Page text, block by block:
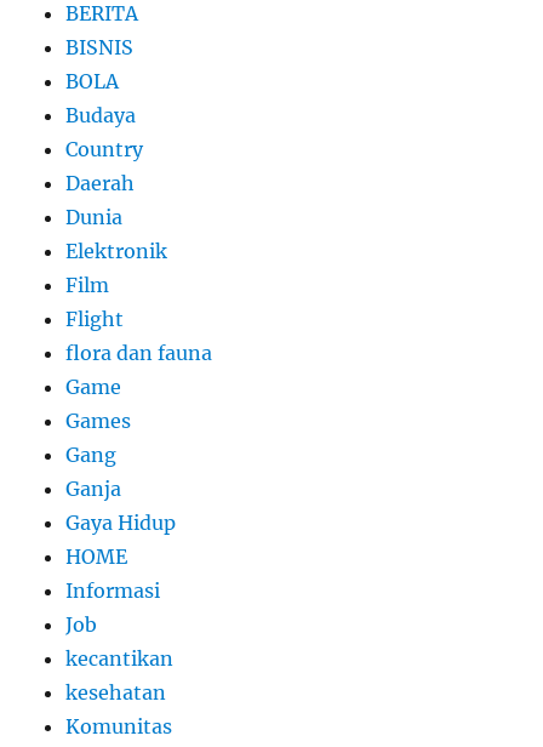
BERITA
BISNIS
BOLA
Budaya
Country
Daerah
Dunia
Elektronik
Film
Flight
flora dan fauna
Game
Games
Gang
Ganja
Gaya Hidup
HOME
Informasi
Job
kecantikan
kesehatan
Komunitas